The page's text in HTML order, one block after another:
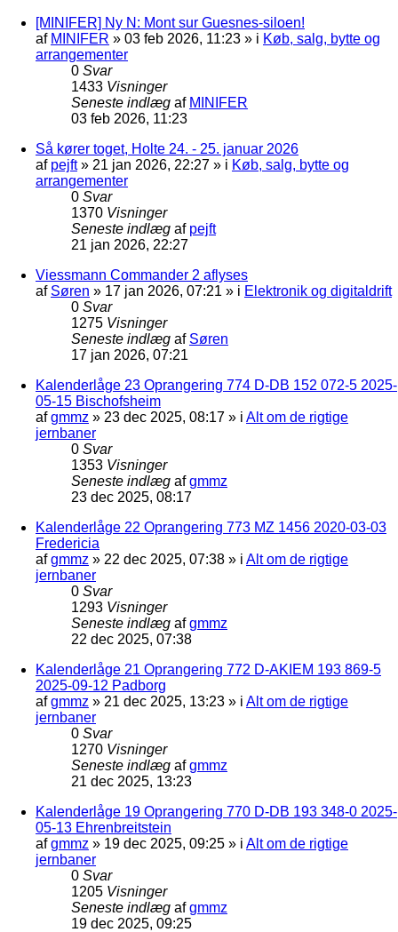
[MINIFER] Ny N: Mont sur Guesnes-siloen!
af MINIFER » 03 feb 2026, 11:23 » i Køb, salg, bytte og
arrangementer
0 Svar
1433 Visninger
Seneste indlæg af MINIFER
03 feb 2026, 11:23
Så kører toget, Holte 24. - 25. januar 2026
af pejft» 21 jan 2026, 22:27 » i Køb, salg, bytte og
arrangementer
0 Svar
1370 Visninger
Seneste indlæg af pejft
21 jan 2026, 22:27
Viessmann Commander 2 aflyses
af Søren » 17 jan 2026, 07:21 » i Elektronik og digitaldrift
0 Svar
1275 Visninger
Seneste indlæg af Søren
17 jan 2026, 07:21
Kalenderlåge 23 Oprangering 774 D-DB 152 072-5 2025-
05-15 Bischofsheim
afgmmz » 23 dec 2025, 08:17 » i Alt om de rigtige
jernbaner
0 Svar
1353 Visninger
Seneste indlæg afgmmz
23 dec 2025, 08:17
Kalenderlåge 22 Oprangering 773 MZ 1456 2020-03-03
Fredericia
afgmmz » 22 dec 2025, 07:38 » i Alt om de rigtige
jernbaner
0 Svar
1293 Visninger
Seneste indlæg afgmmz
22 dec 2025, 07:38
Kalenderlåge 21 Oprangering 772 D-AKIEM 193 869-5
2025-09-12 Padborg
afgmmz » 21 dec 2025, 13:23 » i Alt om de rigtige
jernbaner
0 Svar
1270 Visninger
Seneste indlæg afgmmz
21 dec 2025, 13:23
Kalenderlåge 19 Oprangering 770 D-DB 193 348-0 2025-
05-13 Ehrenbreitstein
afgmmz » 19 dec 2025, 09:25 » i Alt om de rigtige
jernbaner
0 Svar
1205 Visninger
Seneste indlæg afgmmz
19 dec 2025, 09:25